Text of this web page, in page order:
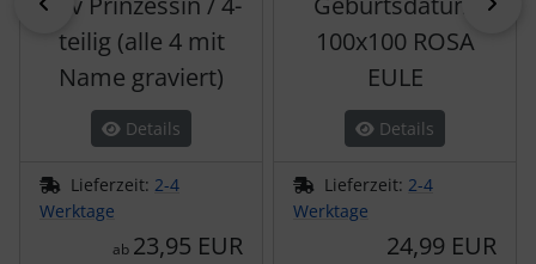
teilig (alle 4 mit
Name graviert)
Details
Lieferzeit: 2-4
Werktage
ab 23,95 EUR
100x100 ROSA
EULE
Details
Lieferzeit: 2-4
Werktage
24,99 EUR